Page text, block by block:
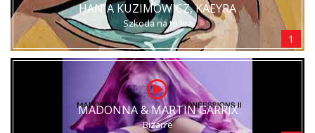
HANIA KUZIMOWICZ, KAEYRA
Szkoda na to łez
1
MADONNA & MARTIN GARRIX
Bizarre